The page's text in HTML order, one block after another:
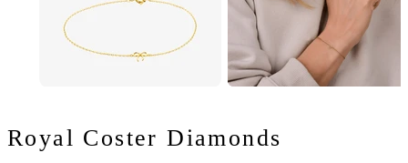
Royal Coster Diamonds